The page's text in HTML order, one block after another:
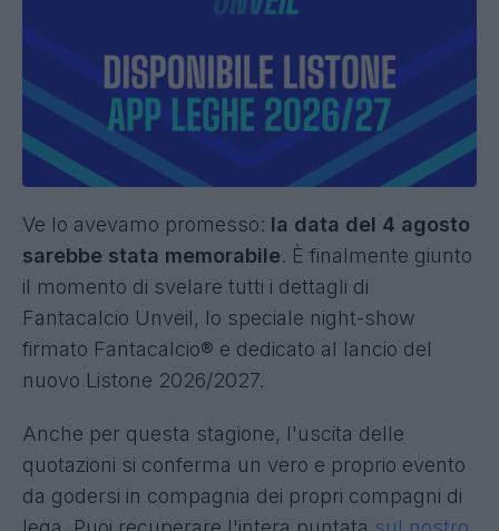
Fantacalcio® Unveil:
Listone e novità App
Leghe 26/27
Ve lo avevamo promesso: la data del 4 agosto